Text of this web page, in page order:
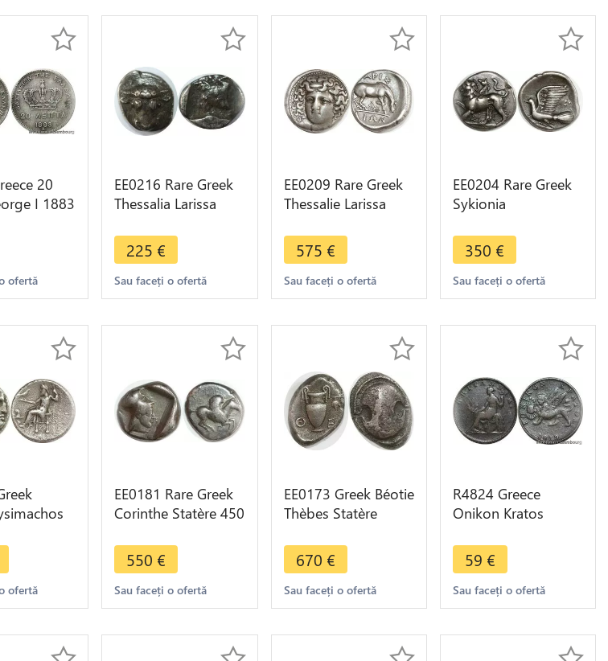
20
I 1883
ofertă
EE0216 Rare Greek
Thessalia Larissa
479-465 BC Silver
225 €
Sau faceți o ofertă
EE0209 Rare Greek
Thessalie Larissa
BC Cheval AIΩN
Silver
575 €
Sau faceți o ofertă
EE0204 Rare Greek
Sykionia
BC Lion Colombe
Silver AU
350 €
Sau faceți o ofertă
BC
ofertă
EE0181 Rare Greek
Corinthe Statère 450
Silver -> M offer
550 €
Sau faceți o ofertă
EE0173 Greek Béotie
Thèbes Statère
/ Ε 425-400 BC
Silver
670 €
Sau faceți o ofertă
R4824 Greece
Onikon Kratos
1819 -> Make offer
59 €
Sau faceți o ofertă